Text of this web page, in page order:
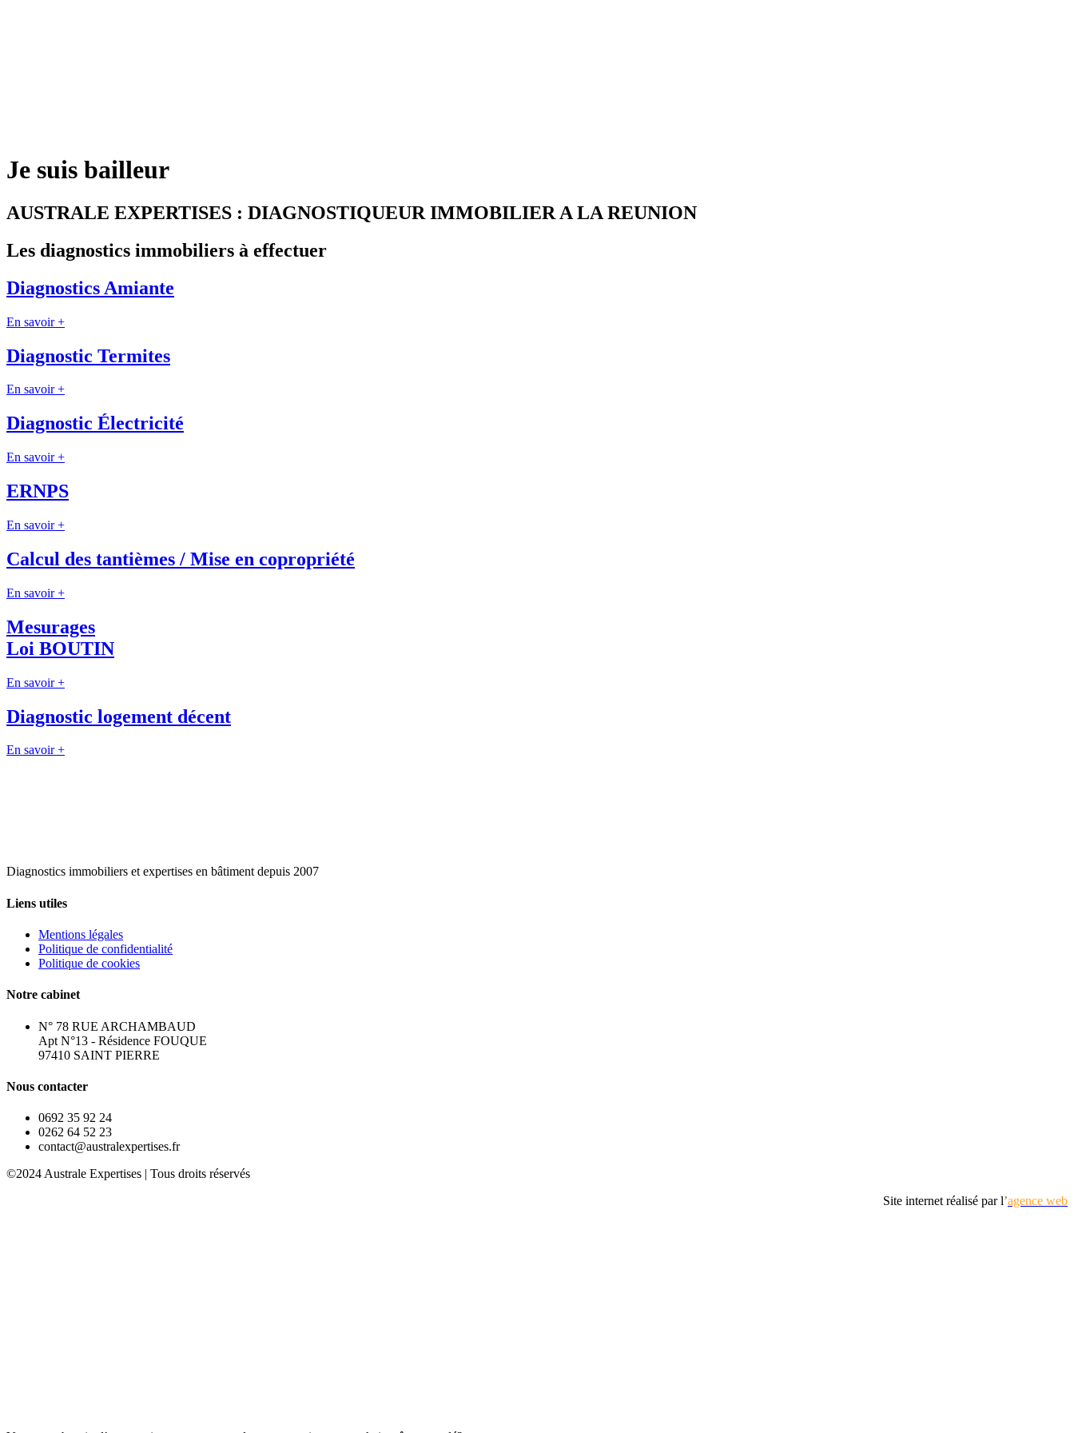
Je suis bailleur
AUSTRALE EXPERTISES : DIAGNOSTIQUEUR IMMOBILIER A LA REUNION
Les diagnostics immobiliers à effectuer
Diagnostics Amiante
En savoir +
Diagnostic Termites
En savoir +
Diagnostic Électricité
En savoir +
ERNPS
En savoir +
Calcul des tantièmes / Mise en copropriété
En savoir +
Mesurages
Loi BOUTIN
En savoir +
Diagnostic logement décent
En savoir +
Diagnostics immobiliers et expertises en bâtiment depuis 2007
Liens utiles
Mentions légales
Politique de confidentialité
Politique de cookies
Notre cabinet
N° 78 RUE ARCHAMBAUD
Apt N°13 - Résidence FOUQUE
97410 SAINT PIERRE
Nous contacter
0692 35 92 24
0262 64 52 23
contact@australexpertises.fr
©2024 Australe Expertises | Tous droits réservés
Site internet réalisé par l’agence web